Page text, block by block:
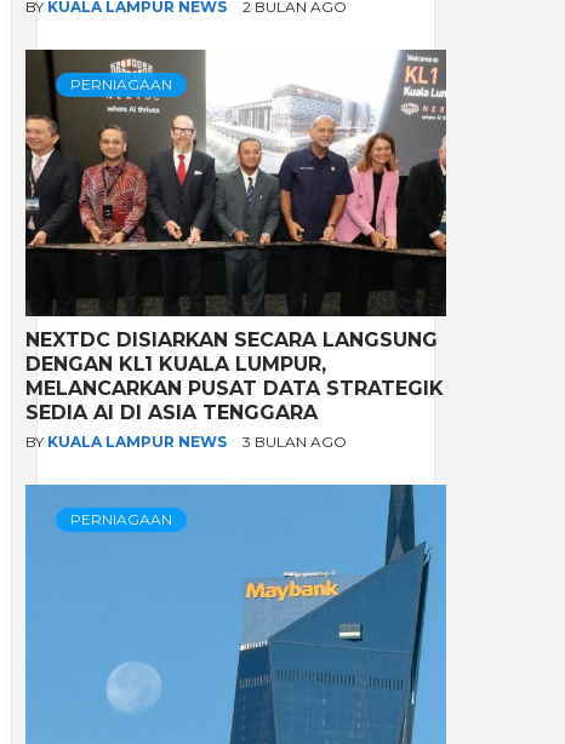
BY KUALA LAMPUR NEWS 2 BULAN AGO
PERNIAGAAN
NEXTDC DISIARKAN SECARA LANGSUNG
DENGAN KL1 KUALA LUMPUR,
MELANCARKAN PUSAT DATA STRATEGIK
SEDIA AI DI ASIA TENGGARA
BY KUALA LAMPUR NEWS 3 BULAN AGO
PERNIAGAAN